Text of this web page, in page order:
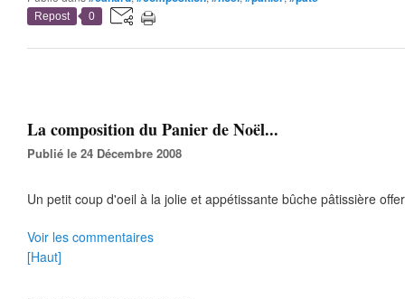
Repost 0
La composition du Panier de Noël...
Publié le 24 Décembre 2008
Un petit coup d'oeil à la jolie et appétissante bûche pâtissière
Voir les commentaires
[Haut]